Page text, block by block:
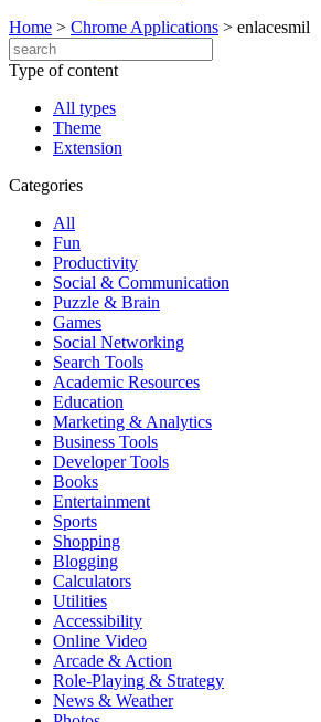
Home > Chrome Applications > enlacesmil
Type of content
All types
Theme
Extension
Categories
All
Fun
Productivity
Social & Communication
Puzzle & Brain
Games
Social Networking
Search Tools
Academic Resources
Education
Marketing & Analytics
Business Tools
Developer Tools
Books
Entertainment
Sports
Shopping
Blogging
Calculators
Utilities
Accessibility
Online Video
Arcade & Action
Role-Playing & Strategy
News & Weather